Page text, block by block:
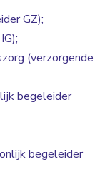
GZ);
(verzorgende
begeleider
begeleider